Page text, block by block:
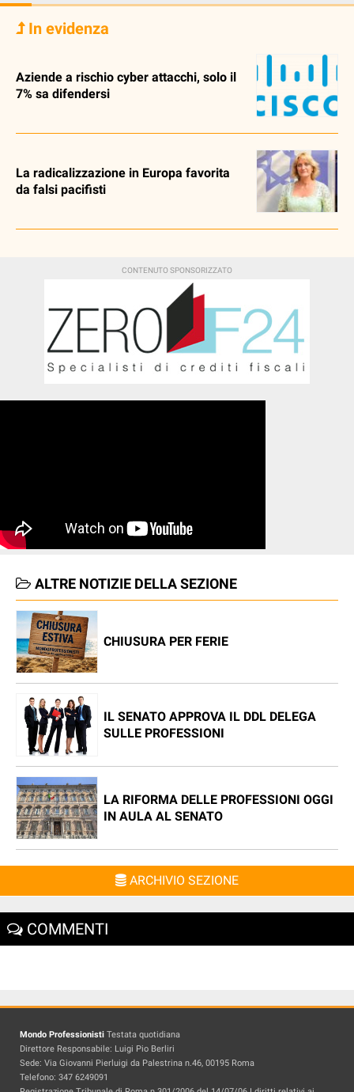
In evidenza
Aziende a rischio cyber attacchi, solo il
7% sa difendersi
La radicalizzazione in Europa favorita
da falsi pacifisti
ALTRE NOTIZIE DELLA SEZIONE
CHIUSURA PER FERIE
IL SENATO APPROVA IL DDL DELEGA
SULLE PROFESSIONI
LA RIFORMA DELLE PROFESSIONI OGGI
IN AULA AL SENATO
ARCHIVIO SEZIONE
COMMENTI
Mondo Professionisti Testata quotidiana
Direttore Responsabile: Luigi Pio Berliri
Sede: Via Giovanni Pierluigi da Palestrina n.46, 00195 Roma
Telefono: 347 6249091